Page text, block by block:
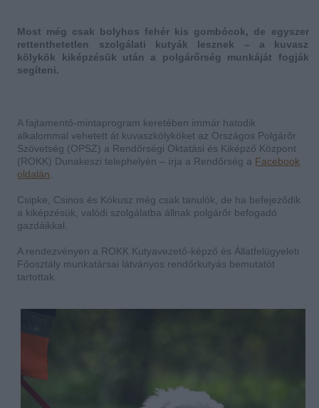
Most még csak bolyhos fehér kis gombócok, de egyszer
rettenthetetlen szolgálati kutyák lesznek – a kuvasz
kölykök kiképzésük után a polgárőrség munkáját fogják
segíteni.
A fajtamentő-mintaprogram keretében immár hatodik
alkalommal vehetett át kuvaszkölyköket az Országos Polgárőr
Szövetség (OPSZ) a Rendőrségi Oktatási és Kiképző Központ
(ROKK) Dunakeszi telephelyén – írja a Rendőrség a Facebook
oldalán
Csipke, Csinos és Kókusz még csak tanulók, de ha befejeződik
a kiképzésük, valódi szolgálatba állnak polgárőr befogadó
gazdáikkal.
A rendezvényen a ROKK Kutyavezető-képző és Állatfelügyeleti
Főosztály munkatársai látványos rendőrkutyás bemutatót
tartottak.